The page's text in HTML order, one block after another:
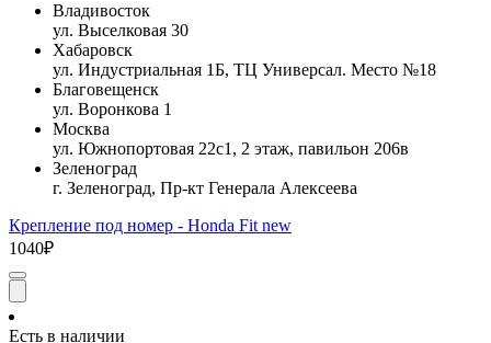
Владивосток
ул. Выселковая 30
Хабаровск
ул. Индустриальная 1Б, ТЦ Универсал. Место №18
Благовещенск
ул. Воронкова 1
Москва
ул. Южнопортовая 22с1, 2 этаж, павильон 206в
Зеленоград
г. Зеленоград, Пр-кт Генерала Алексеева
Крепление под номер - Honda Fit new
1040₽
Есть в наличии